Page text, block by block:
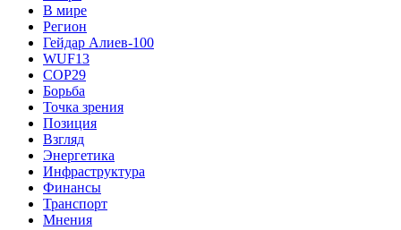
В мире
Регион
Гейдар Алиев-100
WUF13
COP29
Борьба
Точка зрения
Позиция
Взгляд
Энергетика
Инфраструктура
Финансы
Транспорт
Мнения